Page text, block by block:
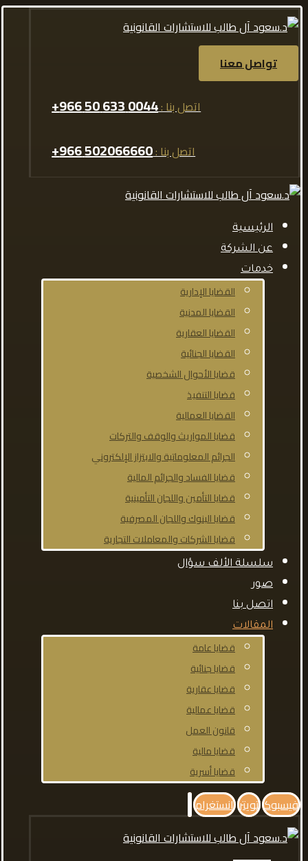
تواصل معنا
اتصل بنا :0044 633 50 966+
اتصل بنا :502066660 966+
الرئيسية
عن الشركة
خدمات
القضايا الإدارية
القضايا المدنية
القضايا العقارية
القضايا الجنائية
قضايا الأحوال الشخصية
قضايا التنفيذ
القضايا العمالية
قضايا المواريث والوقف والتركات
الجرائم المعلوماتية والابتزاز الإلكتروني
قضايا الفساد والجرائم المالية
قضايا التأمين واللجان التأمينية
قضايا البنوك واللجان المصرفية
قضايا الشركات والمعاملات التجارية
سلسلة الألف سؤال
صور
اتصل بنا
المقالات
قضايا عامة
قضايا جنائية
قضايا عقارية
قضايا عمالية
قانون العمل
قضايا مالية
قضايا أسرية
فيسبوك تويتر انستغرام